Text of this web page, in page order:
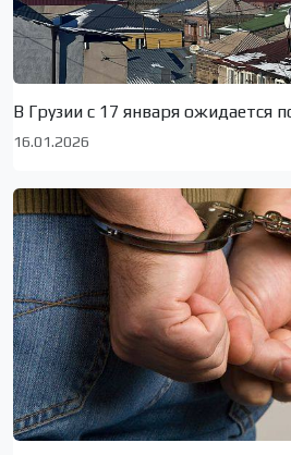
В Грузии с 17 января ожидается
16.01.2026